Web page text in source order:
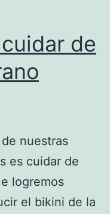
de
nuestras
es cuidar de
logremos
el bikini de la